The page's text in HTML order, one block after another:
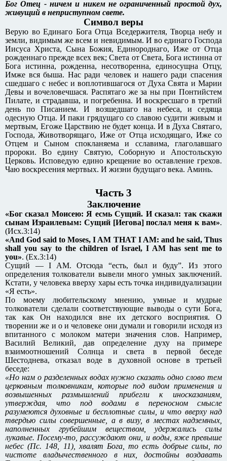
Бог Отец - ничем и никем не ограниченный простой дух,
живущий в неприступном свете.
Символ веры
Верую во Единаго Бога Отца Вседержителя, Творца небу и
земли, видимым же всем и невидимым. И во единаго Господа
Иисуса Христа, Сына Божия, Единороднаго, Иже от Отца
рожденнаго прежде всех век; Света от Света, Бога истинна от
Бога истинна, рожденна, несотворенна, единосущна Отцу,
Имже вся быша. Нас ради человек и нашего ради спасения
сшедшаго с небес и воплотившагося от Духа Свята и Марии
Девы и вочеловечшася. Распятаго же за ны при Понтийстем
Пилате, и страдавша, и погребенна. И воскресшаго в третий
день по Писанием. И возшедшаго на небеса, и седяща
одесную Отца. И паки грядущаго со славою судити живым и
мертвым, Егоже Царствию не будет конца. И в Духа Святаго,
Господа, Животворящаго, Иже от Отца исходящаго, Иже со
Отцем и Сыном спокланяема и сславима, глаголавшаго
пророки. Во едину Святую, Соборную и Апостольскую
Церковь. Исповедую едино крещение во оставление грехов.
Чаю воскресения мертвых. И жизни будущаго века. Аминь.
Часть 3
Заключение
«Бог сказал Моисею: Я есмь Сущий. И сказал: так скажи
сынам Израилевым: Сущий [Иегова] послал меня к вам».
(Исх.3:14)
«And God said to Moses, I AM THAT I AM: and he said, Thus
shall you say to the children of Israel, I AM has sent me to
you». (Ex.3:14)
Сущий — I AM. Отсюда “есть, был и буду”. Из этого
определения толкователи вывели много умных заключений.
Кстати, у человека вверху хары есть точка индивидуализации
«Я есть».
По моему любительскому мнению, умные и мудрые
толкователи сделали соответствующие выводы о сути Бога,
так как Он находился вне их детского восприятия. О
творении же и о и человеке они думали и говорили исходя из
впитанного с молоком матери значения слов. Например,
Василий Великий, дав определение духу на примере
взаимоотношений Солнца и света в первой беседе
Шестоднева, отказал воде в духовной основе в третьей
беседе:
«Но нам о разделенных водах нужно сказать одно слово тем
церковным толковникам, которые под видом применения и
возвышенных размышлений прибегли к иносказаниям,
утверждая, что под водами в переносном смысле
разумеются духовные и бесплотные силы, и что вверху над
твердью силы совершенные, а в визу, в местах надземных,
наполненных грубейшим веществом, удержались силы
лукавые. Посему-то, рассуждают они, и воды, яже превыше
небес (Пс. 148, 11), хвалят Бога, то есть добрые силы, по
чистоте владычественного в них, достойны воздавать